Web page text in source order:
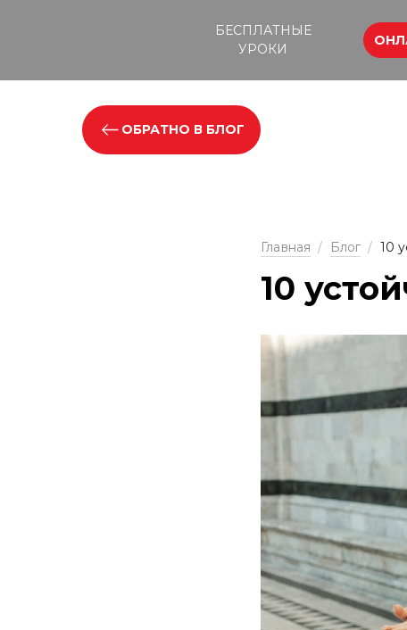
БЕСПЛАТНЫЕ
УРОКИ
ОБРАТНО В БЛОГ
Главная / Блог / 10
10